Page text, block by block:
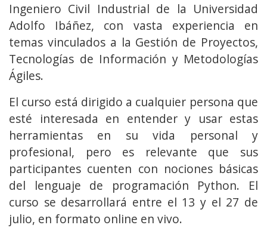
Ingeniero Civil Industrial de la Universidad
Adolfo Ibáñez, con vasta experiencia en
temas vinculados a la Gestión de Proyectos,
Tecnologías de Información y Metodologías
Ágiles.
El curso está dirigido a cualquier persona que
esté interesada en entender y usar estas
herramientas en su vida personal y
profesional, pero es relevante que sus
participantes cuenten con nociones básicas
del lenguaje de programación Python. El
curso se desarrollará entre el 13 y el 27 de
julio, en formato online en vivo.